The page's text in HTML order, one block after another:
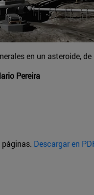
en un asteroide,
Pereira
Descargar en